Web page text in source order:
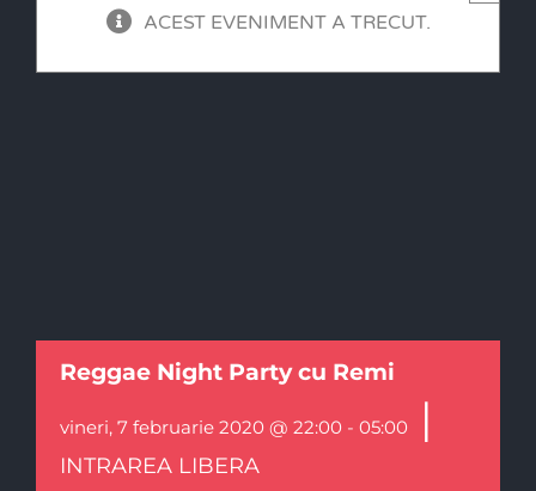
ACEST EVENIMENT A TRECUT.
Reggae Night Party cu Remi
vineri, 7 februarie 2020 @ 22:00 - 05:00 |
INTRAREA LIBERA